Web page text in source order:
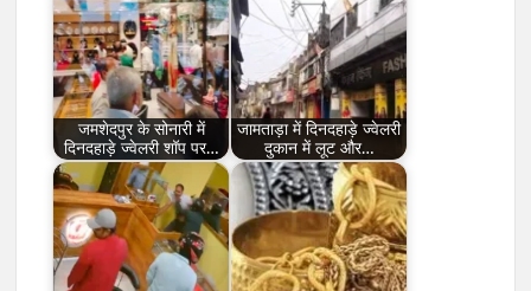
जमशेदपुर के सोनारी में
दिनदहाड़े ज्वेलरी शॉप पर…
जामताड़ा में दिनदहाड़े ज्वेलरी
दुकान में लूट और…